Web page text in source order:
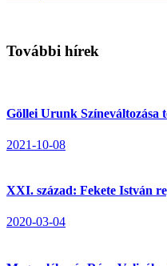
További hírek
Göllei Urunk Színeváltozása
2021-10-08
XXI. század: Fekete István
2020-03-04